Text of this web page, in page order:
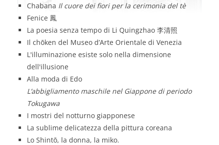
Chabana Il cuore dei fiori per la cerimonia del tè
Fenice 鳳
La poesia senza tempo di Li Quingzhao 李清照
Il chōken del Museo d’Arte Orientale di Venezia
L'illuminazione esiste solo nella dimensione
dell'illusione
Alla moda di Edo
L’abbigliamento maschile nel Giappone di periodo
Tokugawa
I mostri del notturno giapponese
La sublime delicatezza della pittura coreana
Lo Shintō, la donna, la miko.